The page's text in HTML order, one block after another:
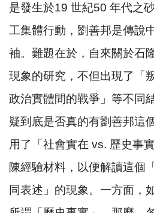
是發生於19 世紀50 年代之
工集體行動，劉善邦是傳說
袖。難題在於，自來關於石
現象的研究，不但出現了「
政治實體間的戰爭」等不同
疑到底是否真的有劉善邦這
用了「社會實在 vs. 歷史事
陳經驗材料，以便解讀這個
同表述」的現象。一方面，